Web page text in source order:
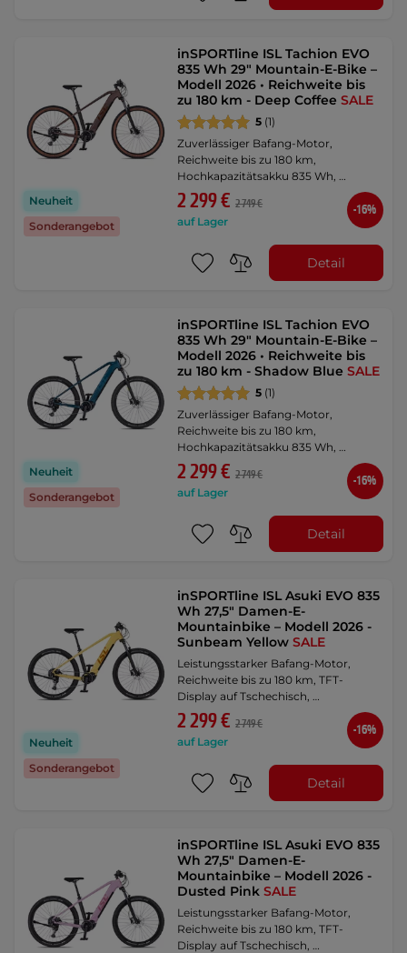
Neuheit
Sonderangebot
inSPORTline ISL Tachion EVO
835 Wh 29" Mountain-E-Bike –
Modell 2026 • Reichweite bis
zu 180 km - Deep CoffeeSALE
5 (1)
Zuverlässiger Bafang-Motor,
Reichweite bis zu 180 km,
Hochkapazitätsakku 835 Wh, …
2 299 € 2 749 €
auf Lager
-16%
Detail
Neuheit
Sonderangebot
inSPORTline ISL Tachion EVO
835 Wh 29" Mountain-E-Bike –
Modell 2026 • Reichweite bis
zu 180 km - Shadow BlueSALE
5 (1)
Zuverlässiger Bafang-Motor,
Reichweite bis zu 180 km,
Hochkapazitätsakku 835 Wh, …
2 299 € 2 749 €
auf Lager
-16%
Detail
Neuheit
Sonderangebot
inSPORTline ISL Asuki EVO 835
Wh 27,5" Damen-E-
Mountainbike – Modell 2026 -
Sunbeam YellowSALE
Leistungsstarker Bafang-Motor,
Reichweite bis zu 180 km, TFT-
Display auf Tschechisch, …
2 299 € 2 749 €
auf Lager
-16%
Detail
inSPORTline ISL Asuki EVO 835
Wh 27,5" Damen-E-
Mountainbike – Modell 2026 -
Dusted PinkSALE
Leistungsstarker Bafang-Motor,
Reichweite bis zu 180 km, TFT-
Display auf Tschechisch, …